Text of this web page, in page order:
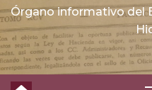
Órgano informativo del